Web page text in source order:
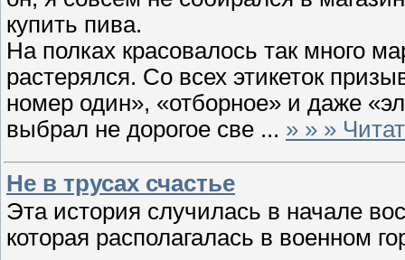
купить пива.
На полках красовалось так много
растерялся. Со всех этикеток
номер один», «отборное» и даже
выбрал не дорогое све ... » » »
Не в трусах счастье
Эта история случилась в начале
которая располагалась в военном